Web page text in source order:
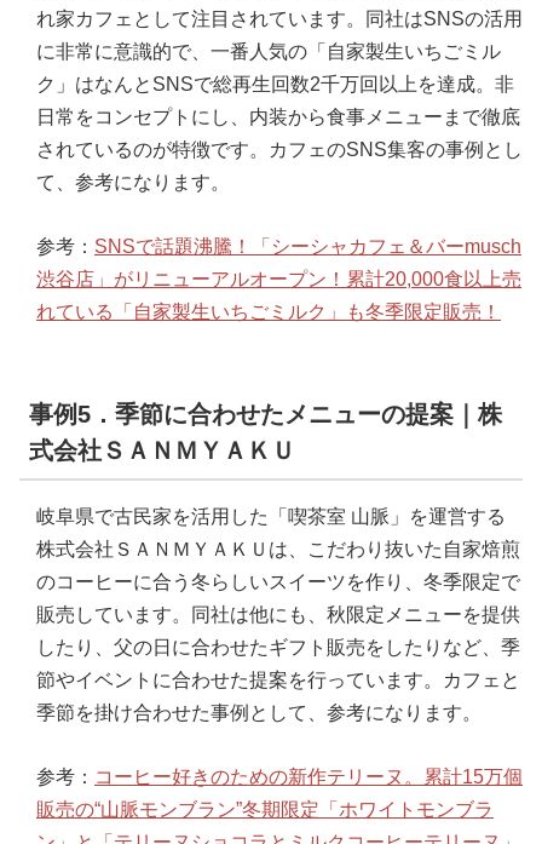
れ家カフェとして注目されています。同社はSNSの活用
に非常に意識的で、一番人気の「自家製生いちごミル
ク」はなんとSNSで総再生回数2千万回以上を達成。非
日常をコンセプトにし、内装から食事メニューまで徹底
されているのが特徴です。カフェのSNS集客の事例とし
て、参考になります。
参考： SNSで話題沸騰！「シーシャカフェ＆バーmusch
渋谷店」がリニューアルオープン！累計20,000食以上売
れている「自家製生いちごミルク」も冬季限定販売！
事例5．季節に合わせたメニューの提案｜株
式会社ＳＡＮＭＹＡＫＵ
岐阜県で古民家を活用した「喫茶室 山脈」を運営する
株式会社ＳＡＮＭＹＡＫＵは、こだわり抜いた自家焙煎
のコーヒーに合う冬らしいスイーツを作り、冬季限定で
販売しています。同社は他にも、秋限定メニューを提供
したり、父の日に合わせたギフト販売をしたりなど、季
節やイベントに合わせた提案を行っています。カフェと
季節を掛け合わせた事例として、参考になります。
参考： コーヒー好きのための新作テリーヌ。累計15万個
販売の“山脈モンブラン”冬期限定「ホワイトモンブラ